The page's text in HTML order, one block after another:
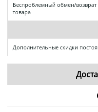
Беспроблемный обмен/возврат
товара
Дополнительные скидки